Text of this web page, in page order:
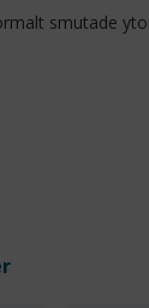
smutade